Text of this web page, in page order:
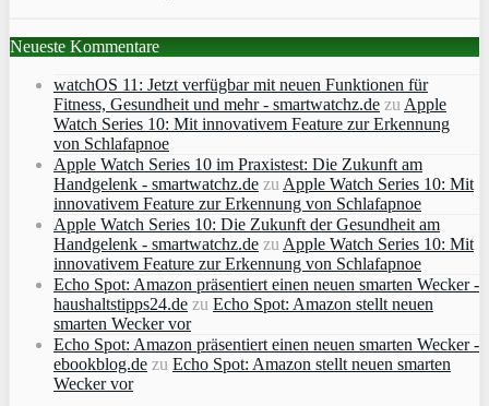
Neueste Kommentare
watchOS 11: Jetzt verfügbar mit neuen Funktionen für
Fitness, Gesundheit und mehr - smartwatchz.de zu Apple
Watch Series 10: Mit innovativem Feature zur Erkennung
von Schlafapnoe
Apple Watch Series 10 im Praxistest: Die Zukunft am
Handgelenk - smartwatchz.de zu Apple Watch Series 10: Mit
innovativem Feature zur Erkennung von Schlafapnoe
Apple Watch Series 10: Die Zukunft der Gesundheit am
Handgelenk - smartwatchz.de zu Apple Watch Series 10: Mit
innovativem Feature zur Erkennung von Schlafapnoe
Echo Spot: Amazon präsentiert einen neuen smarten Wecker -
haushaltstipps24.de zu Echo Spot: Amazon stellt neuen
smarten Wecker vor
Echo Spot: Amazon präsentiert einen neuen smarten Wecker -
ebookblog.de zu Echo Spot: Amazon stellt neuen smarten
Wecker vor